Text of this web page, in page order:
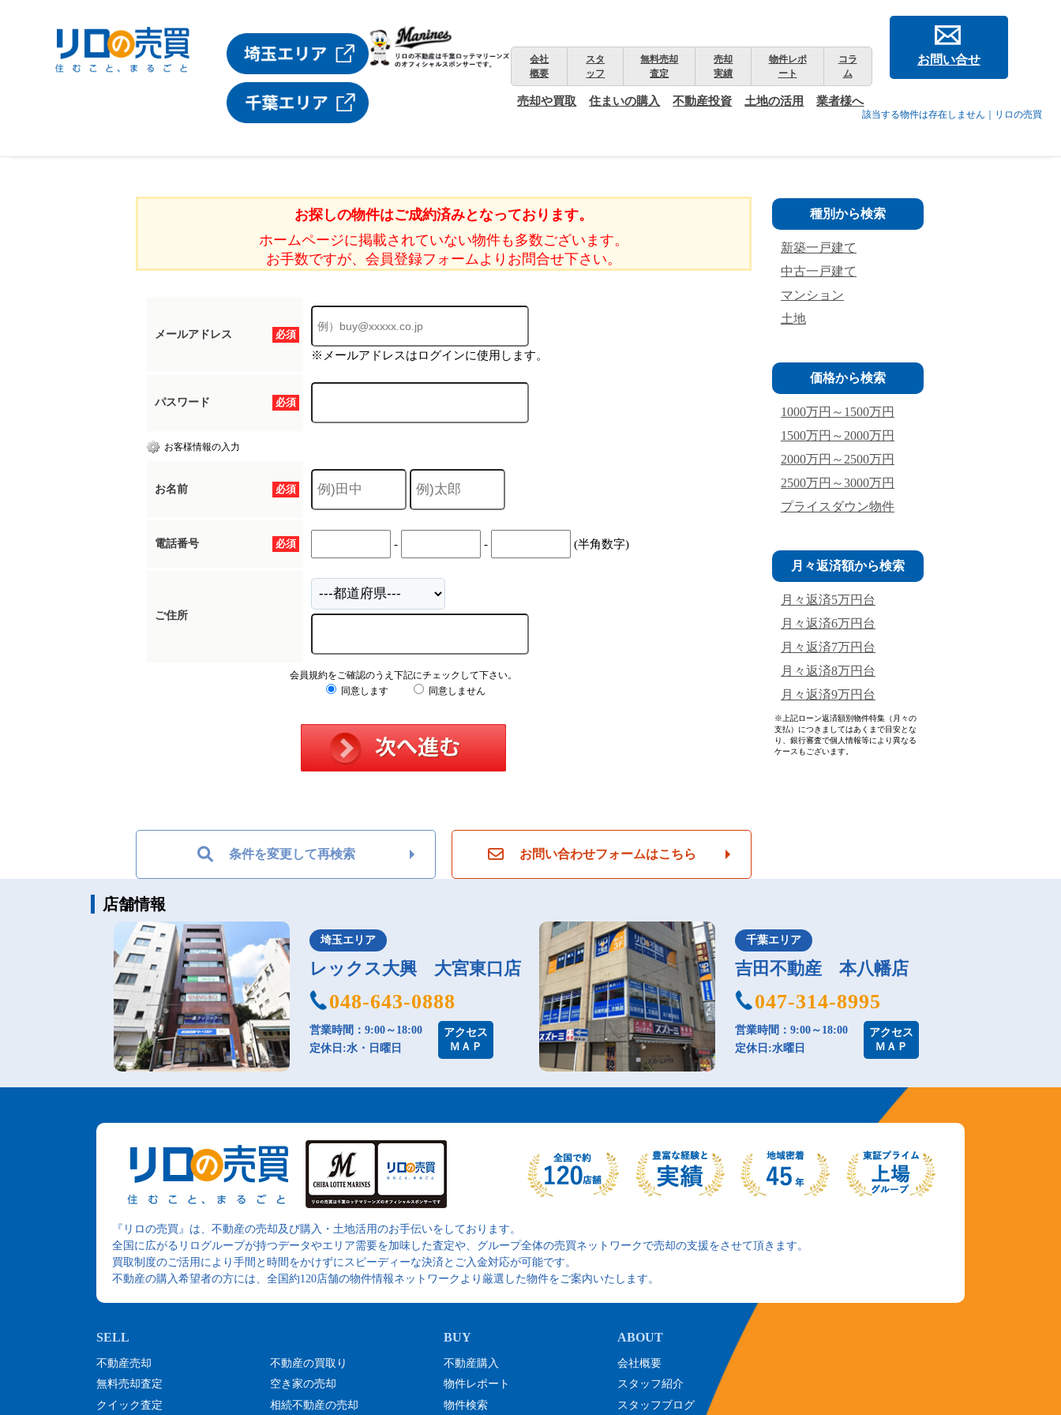
該当する物件は存在しません｜リロの売買
会社
概要
スタ
ッフ
無料売却
査定
売却
実績
物件レポ
ート
コラ
ム
売却や買取 住まいの購入 不動産投資 土地の活用 業者様へ
お問い合せ
お探しの物件はご成約済みとなっております。
ホームページに掲載されていない物件も多数ございます。
お手数ですが、会員登録フォームよりお問合せ下さい。
必須
メールアドレス
※メールアドレスはログインに使用します。
必須
パスワード
お客様情報の入力
必須
お名前
必須
電話番号 - - (半角数字)
ご住所
会員規約をご確認のうえ下記にチェックして下さい。
同意します
同意しません
条件を変更して再検索 お問い合わせフォームはこちら
種別から検索
新築一戸建て
中古一戸建て
マンション
土地
価格から検索
1000万円～1500万円
1500万円～2000万円
2000万円～2500万円
2500万円～3000万円
プライスダウン物件
月々返済額から検索
月々返済5万円台
月々返済6万円台
月々返済7万円台
月々返済8万円台
月々返済9万円台
※上記ローン返済額別物件特集（月々の
支払）につきましてはあくまで目安とな
り、銀行審査で個人情報等により異なる
ケースもございます。
店舗情報
埼玉エリア
レックス大興 大宮東口店
048-643-0888
営業時間：9:00～18:00
定休日:水・日曜日
アクセス
ＭＡＰ
千葉エリア
吉田不動産 本八幡店
047-314-8995
営業時間：9:00～18:00
定休日:水曜日
アクセス
ＭＡＰ
『リロの売買』は、不動産の売却及び購入・土地活用のお手伝いをしております。
全国に広がるリログループが持つデータやエリア需要を加味した査定や、グループ全体の売買ネットワークで売却の支援をさせて頂きます。
買取制度のご活用により手間と時間をかけずにスピーディーな決済とご入金対応が可能です。
不動産の購入希望者の方には、全国約120店舗の物件情報ネットワークより厳選した物件をご案内いたします。
不動産売却
無料売却査定
クイック査定
不動産の買取り
空き家の売却
相続不動産の売却
不動産購入
物件レポート
物件検索
会社概要
スタッフ紹介
スタッフブログ